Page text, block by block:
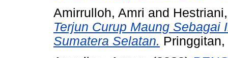
Amirrulloh, Amri and
Terjun Curup Maung
Sumatera Selatan.